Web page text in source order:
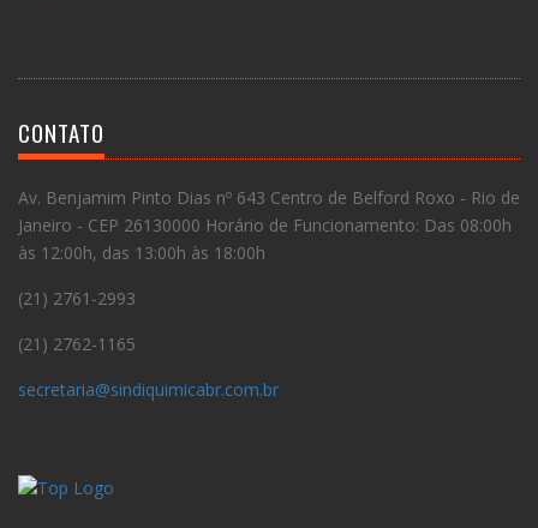
CONTATO
Av. Benjamim Pinto Dias nº 643 Centro de Belford Roxo - Rio de
Janeiro - CEP 26130000 Horário de Funcionamento: Das 08:00h
às 12:00h, das 13:00h às 18:00h
(21) 2761-2993
(21) 2762-1165
secretaria@sindiquimicabr.com.br